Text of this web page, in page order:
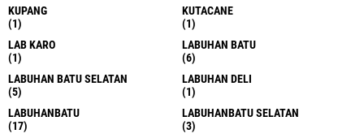
KUPANG
(1)
KUTACANE
(1)
LAB KARO
(1)
LABUHAN BATU
(6)
LABUHAN BATU SELATAN
(5)
LABUHAN DELI
(1)
LABUHANBATU
(17)
LABUHANBATU SELATAN
(3)